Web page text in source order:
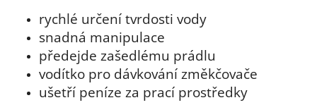
rychlé určení tvrdosti vody
snadná manipulace
předejde zašedlému prádlu
vodítko pro dávkování změkčovače
ušetří peníze za prací prostředky